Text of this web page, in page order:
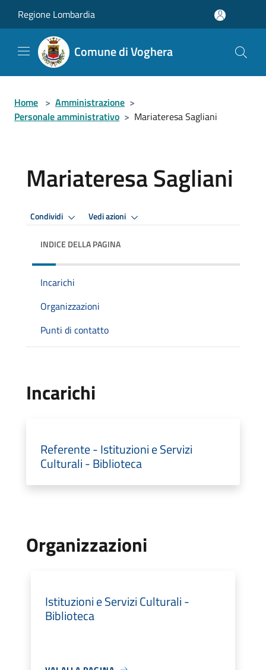
Regione Lombardia
Comune di Voghera
Home > Amministrazione >
Personale amministrativo > Mariateresa Sagliani
Mariateresa Sagliani
Condividi Vedi azioni
INDICE DELLA PAGINA
Incarichi
Organizzazioni
Punti di contatto
Incarichi
Referente - Istituzioni e Servizi
Culturali - Biblioteca
Organizzazioni
Istituzioni e Servizi Culturali -
Biblioteca